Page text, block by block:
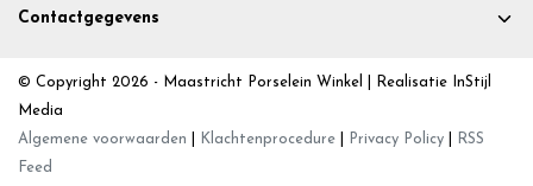
Contactgegevens
© Copyright 2026 - Maastricht Porselein Winkel | Realisatie InStijl
Media
Algemene voorwaarden
Klachtenprocedure Privacy Policy
RSS
Feed